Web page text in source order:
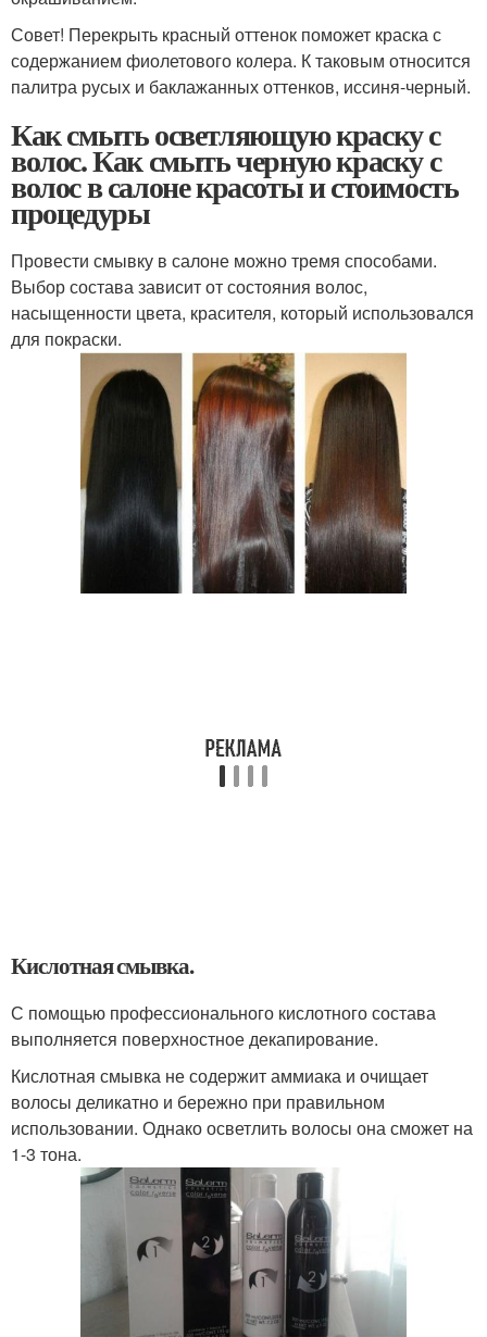
Совет! Перекрыть красный оттенок поможет краска с
содержанием фиолетового колера. К таковым относится
палитра русых и баклажанных оттенков, иссиня-черный.
Как смыть осветляющую краску с
волос. Как смыть черную краску с
волос в салоне красоты и стоимость
процедуры
Провести смывку в салоне можно тремя способами.
Выбор состава зависит от состояния волос,
насыщенности цвета, красителя, который использовался
для покраски.
Кислотная смывка.
С помощью профессионального кислотного состава
выполняется поверхностное декапирование.
Кислотная смывка не содержит аммиака и очищает
волосы деликатно и бережно при правильном
использовании. Однако осветлить волосы она сможет на
1-3 тона.